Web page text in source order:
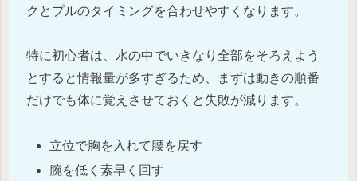
クとプルのタイミングを合わせやすくなります。
特に初心者は、水の中でいきなり全部をそろえよう
とすると情報量が多すぎるため、まずは動きの順番
だけでも体に覚えさせておくと失敗が減ります。
立位で胸を入れて腰を戻す
腕を低く素早く回す